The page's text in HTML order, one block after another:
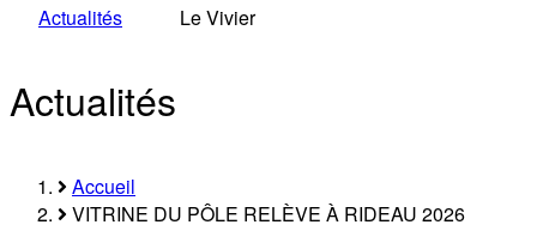
Actualités Le Vivier
Actualités
Fil
Accueil
VITRINE DU PÔLE RELÈVE À RIDEAU 2026